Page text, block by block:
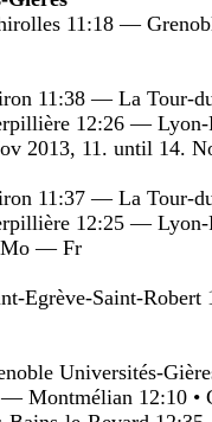
11:18 —
11:38 — La Tour-
12:26 — Lyon-
2013, 11. until 14.
11:37 — La Tour-
12:25 — Lyon-
Mo — Fr
Egrève-Saint-
Universités-
Montmélian 12:10 •